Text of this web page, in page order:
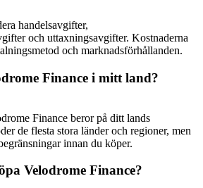
handelsavgifter,
och uttaxningsavgifter. Kostnaderna
och marknadsförhållanden.
Finance i mitt land?
Finance beror på ditt lands
de flesta stora länder och regioner, men
innan du köper.
Velodrome Finance?